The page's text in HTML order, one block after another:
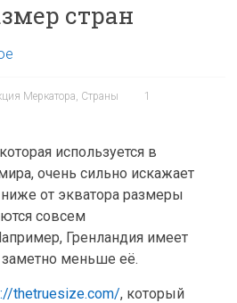
стран
Меркатора, Страны
1
используется в
очень сильно искажает
от экватора размеры
совсем
Гренландия имеет
меньше её.
thetruesize.com/, который